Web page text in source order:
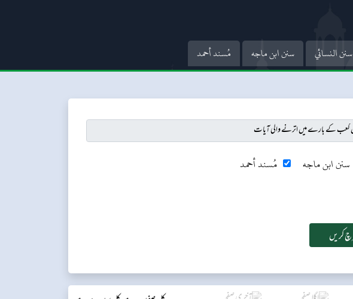
سنن النسائي سنن ابن ماجه مُسند أحمد
سنن ابن ماجه
مُسند أحمد